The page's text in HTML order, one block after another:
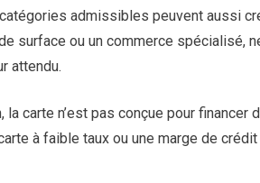
admissibles peuvent aussi
surface ou un commerce spécialisé,
attendu.
la carte n’est pas conçue pour
à faible taux ou une marge de